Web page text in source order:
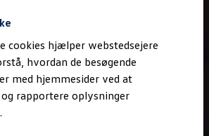
cookies hjælper webstedsejere
hvordan de besøgende
med hjemmesider ved at
rapportere oplysninger
værkstedet
5+
på elbiler
autoriseret værksted